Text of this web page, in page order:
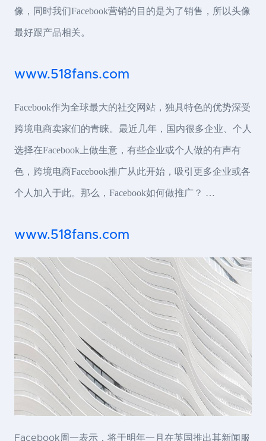
像，同时我们Facebook营销的目的是为了销售，所以头像
最好跟产品相关。
www.518fans.com
Facebook作为全球最大的社交网站，独具特色的优势深受
跨境电商卖家们的青睐。最近几年，国内很多企业、个人
选择在Facebook上做生意，有些企业或个人做的有声有
色，跨境电商Facebook推广从此开始，吸引更多企业或各
个人加入于此。那么，Facebook如何做推广？ …
www.518fans.com
Facebook周一表示，将于明年一月在英国推出其新闻服